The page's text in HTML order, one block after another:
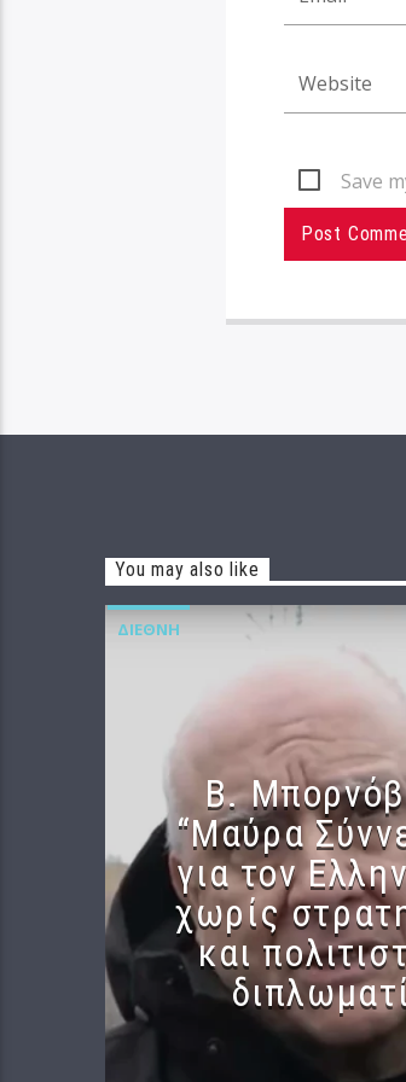
Save
You may also like
ΔΙΕΘΝΉ
B.
“Μαύρα
για τον
χωρίς
και